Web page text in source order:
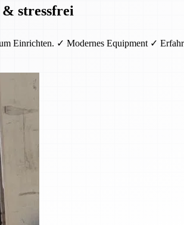
stressfrei
Einrichten. ✓ Modernes Equipment ✓